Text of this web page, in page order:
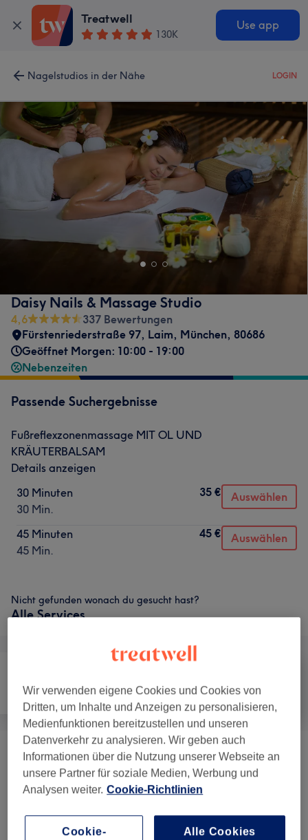
Treatwell
130K
Use app
Nagelstudios in der Nähe LOGIN
Daisy Nails & Massage Studio
4,6
337 Bewertungen
Fürstenriederstraße 97, Laim, München, 80686
Geöffnet Morgen: 10:00 - 19:00
Nebenzeiten
Passende Suchergebnisse
Fußreflexzonenmassage MIT OL UND
KRÄUTERBALSAM
Details anzeigen
30 Minuten
30 Min.
35 € Auswählen
45 Minuten
45 Min.
45 € Auswählen
Nicht gefunden wonach du gesucht hast?
Alle Services
Friseur Gesicht Massage
Massage (8) ab 32 €
Salonbewertungen
Wir verwenden eigene Cookies und Cookies von
Dritten, um Inhalte und Anzeigen zu personalisieren,
Medienfunktionen bereitzustellen und unseren
Datenverkehr zu analysieren. Wir geben auch
Informationen über die Nutzung unserer Webseite an
unsere Partner für soziale Medien, Werbung und
Analysen weiter. Cookie-Richtlinien
Cookie-
Alle Cookies